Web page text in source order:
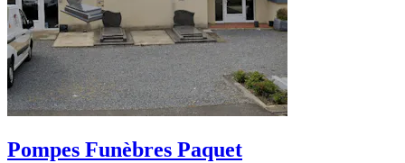
Pompes Funèbres Paquet